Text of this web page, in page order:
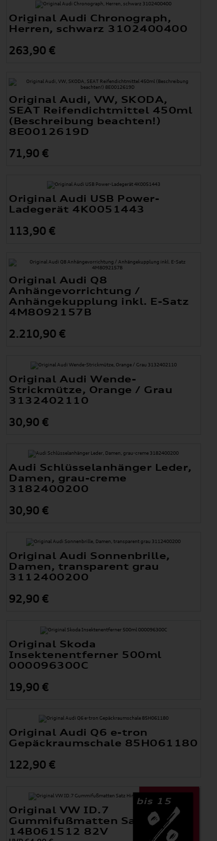
Original Audi Chronograph,
Herren, schwarz 3102400400
263,90 €
Original Audi, VW, SKODA,
SEAT Reifendichtmittel 450ml
(Beschreibung beachten!)
8E0012619D
71,90 €
Original Audi USB Power-
Ladegerät 4K0051443
113,90 €
Original Audi Q8
Anhängevorrichtung /
Anhängekupplung inkl. E-Satz
4M8092157B
2.210,90 €
Original Audi Wende-
Strickmütze, Orange / Grau
3132402110
30,90 €
Audi Schlüsselanhänger Leder,
Damen, grau-creme
3182400200
30,90 €
Original Audi Sonnenbrille,
Damen, transparent grau
3112400200
92,90 €
Original Skoda
Insektenentferner 500ml
000096300C
19,90 €
Original Audi Q6 e-tron
Gepäckraumschale 85H061180
122,90 €
bis 15
Original VW ID.7
Gummifußmatten Satz Hinten
14B061512 82V